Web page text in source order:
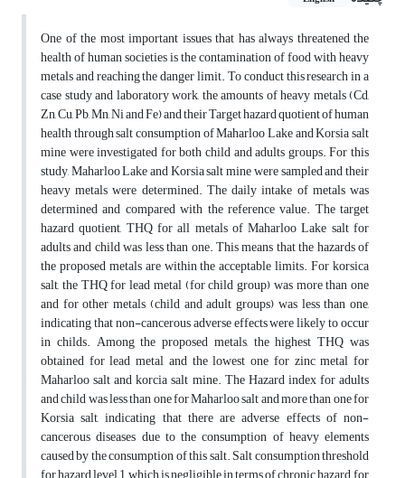
One of the most important issues that has always threatened the
health of human societies is the contamination of food with heavy
metals and reaching the danger limit. To conduct this research in a
case study and laboratory work, the amounts of heavy metals (Cd,
Zn, Cu, Pb, Mn, Ni and Fe) and their Target hazard quotient of human
health through salt consumption of Maharloo Lake and Korsia salt
mine were investigated for both child and adults groups. For this
study, Maharloo Lake and Korsia salt mine were sampled and their
heavy metals were determined. The daily intake of metals was
determined and compared with the reference value. The target
hazard quotient, THQ for all metals of Maharloo Lake salt for
adults and child was less than one. This means that the hazards of
the proposed metals are within the acceptable limits. For korsica
salt, the THQ for lead metal (for child group) was more than one
and for other metals (child and adult groups) was less than one,
indicating that non-cancerous adverse effects were likely to occur
in childs. Among the proposed metals, the highest THQ was
obtained for lead metal and the lowest one for zinc metal for
Maharloo salt and korcia salt mine. The Hazard index for adults
and child was less than one for Maharloo salt and more than one for
Korsia salt, indicating that there are adverse effects of non-
cancerous diseases due to the consumption of heavy elements
caused by the consumption of this salt. Salt consumption threshold